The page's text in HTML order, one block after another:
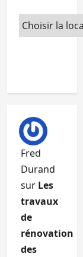
Fred
Durand
sur Les
travaux
de
rénovation
des